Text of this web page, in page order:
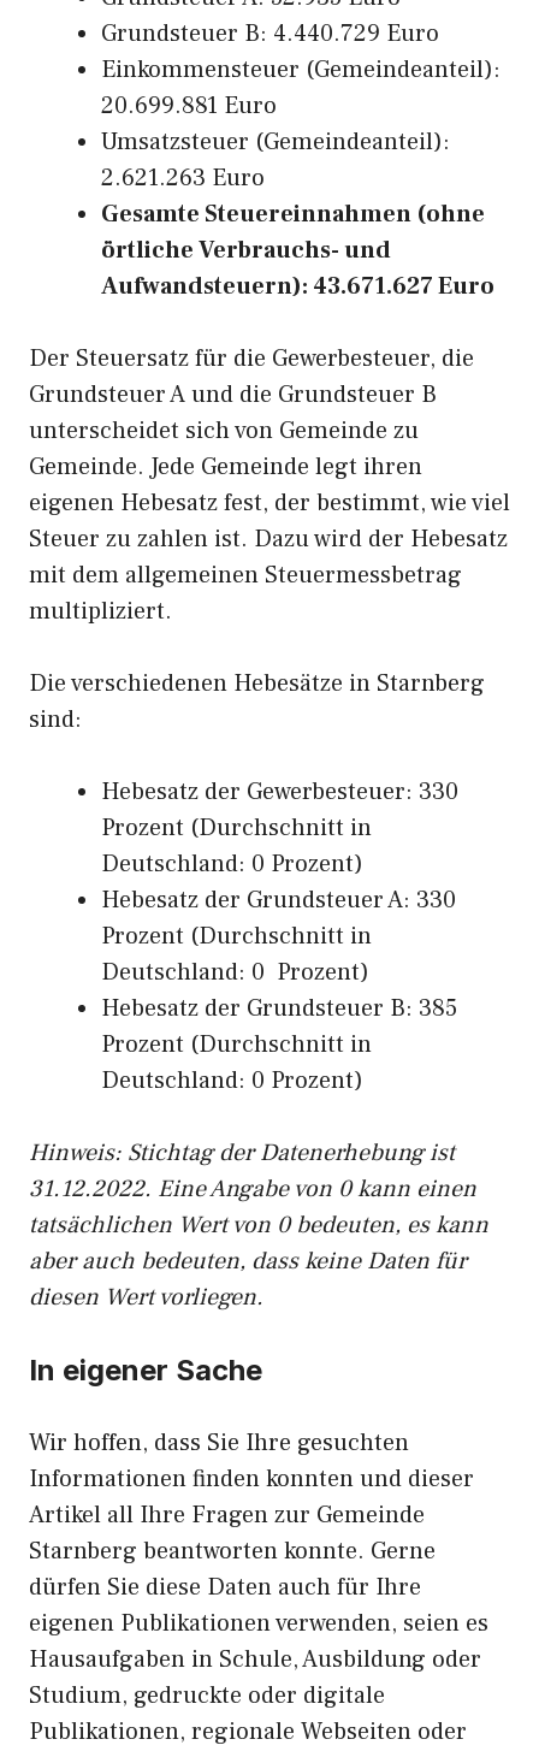
Grundsteuer B: 4.440.729 Euro
Einkommensteuer (Gemeindeanteil):
20.699.881 Euro
Umsatzsteuer (Gemeindeanteil):
2.621.263 Euro
Gesamte Steuereinnahmen (ohne
örtliche Verbrauchs- und
Aufwandsteuern): 43.671.627 Euro
Der Steuersatz für die Gewerbesteuer, die
Grundsteuer A und die Grundsteuer B
unterscheidet sich von Gemeinde zu
Gemeinde. Jede Gemeinde legt ihren
eigenen Hebesatz fest, der bestimmt, wie viel
Steuer zu zahlen ist. Dazu wird der Hebesatz
mit dem allgemeinen Steuermessbetrag
multipliziert.
Die verschiedenen Hebesätze in Starnberg
sind:
Hebesatz der Gewerbesteuer: 330
Prozent (Durchschnitt in
Deutschland: 0 Prozent)
Hebesatz der Grundsteuer A: 330
Prozent (Durchschnitt in
Deutschland: 0 Prozent)
Hebesatz der Grundsteuer B: 385
Prozent (Durchschnitt in
Deutschland: 0 Prozent)
Hinweis: Stichtag der Datenerhebung ist
31.12.2022. Eine Angabe von 0 kann einen
tatsächlichen Wert von 0 bedeuten, es kann
aber auch bedeuten, dass keine Daten für
diesen Wert vorliegen.
In eigener Sache
Wir hoffen, dass Sie Ihre gesuchten
Informationen finden konnten und dieser
Artikel all Ihre Fragen zur Gemeinde
Starnberg beantworten konnte. Gerne
dürfen Sie diese Daten auch für Ihre
eigenen Publikationen verwenden, seien es
Hausaufgaben in Schule, Ausbildung oder
Studium, gedruckte oder digitale
Publikationen, regionale Webseiten oder